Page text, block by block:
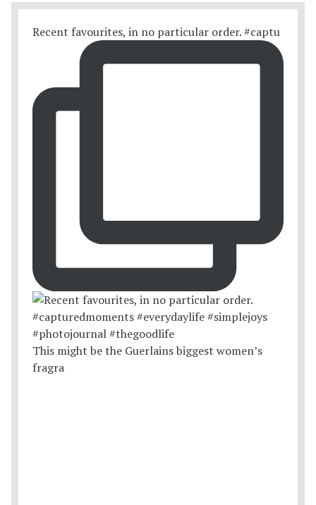
Recent favourites, in no particular order. #captu
This might be the Guerlains biggest women’s
fragra